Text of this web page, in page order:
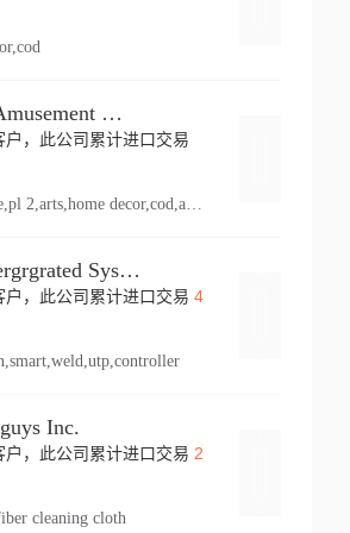
Knoebels Amusement Resort
户，此公司累计进口交易
vehicle,pl 2,arts,home decor,cod,amusement ride,sea
Duetto Intergrgrated Systems Inc.
户，此公司累计进口交易 4
Inc.
户，此公司累计进口交易 2
cleaning cloth